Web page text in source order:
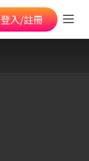
登入/註冊